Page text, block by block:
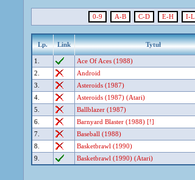
0-9 A-B C-D E-H I-L
Lp. Link Tytuł
1. Ace Of Aces (1988)
2.
Android
3.
Asteroids (1987)
4.
Asteroids (1987) (Atari)
5.
Ballblazer (1987)
6.
Barnyard Blaster (1988) [!]
7.
Baseball (1988)
8.
Basketbrawl (1990)
9.
Basketbrawl (1990) (Atari)